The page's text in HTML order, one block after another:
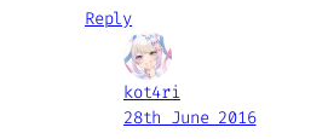
Reply
kot4ri
28th June 2016